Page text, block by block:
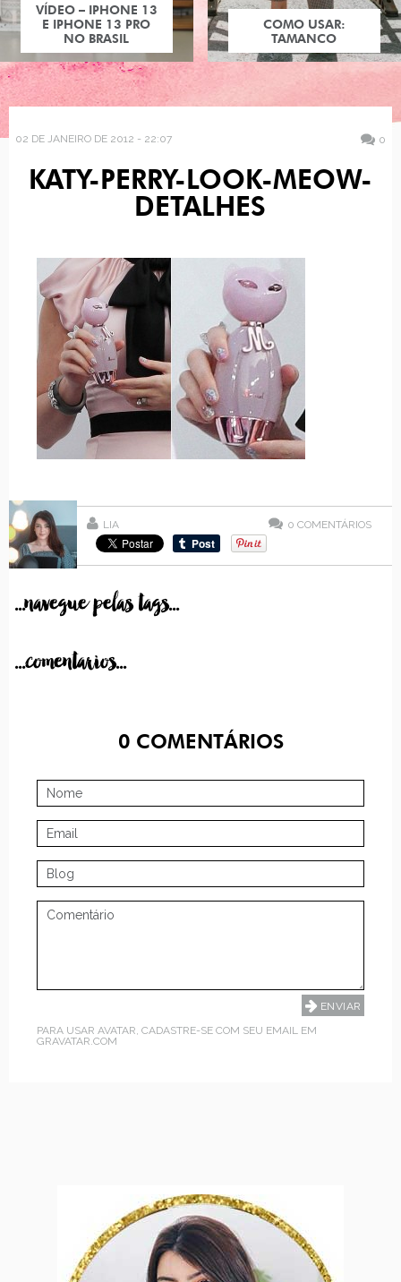
VÍDEO – IPHONE 13
E IPHONE 13 PRO
NO BRASIL
COMO USAR:
TAMANCO
02 DE JANEIRO DE 2012 - 22:07 0
KATY-PERRY-LOOK-MEOW-
DETALHES
LIA 0 COMENTÁRIOS
...navegue pelas tags...
...comentarios...
0COMENTÁRIOS
PARA USAR AVATAR, CADASTRE-SE COM SEU EMAIL EM
GRAVATAR.COM